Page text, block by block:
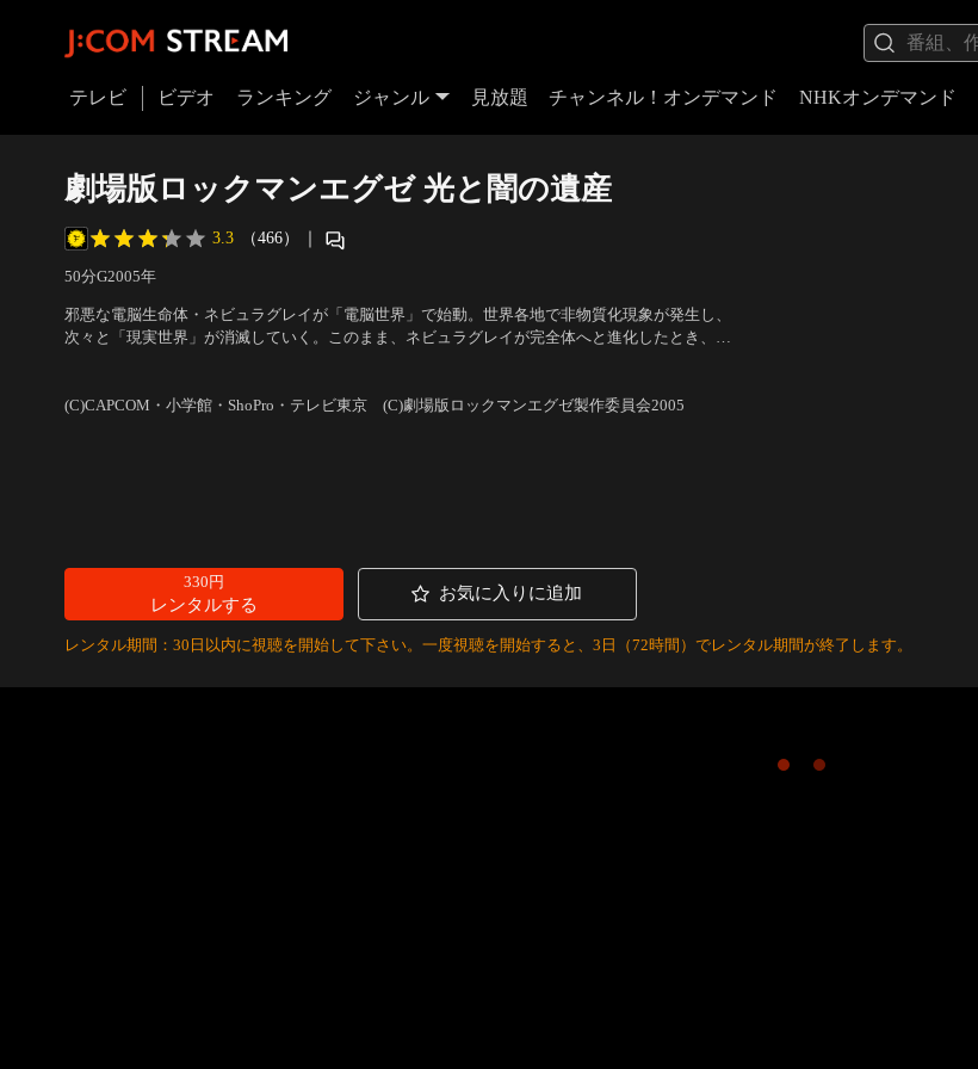
テレビ ビデオ ランキング ジャンル 見放題 チャンネル！オンデマンド NHKオンデマンド
劇場版ロックマンエグゼ 光と闇の遺産
3.3 （466） ｜
50分G2005年
邪悪な電脳生命体・ネビュラグレイが「電脳世界」で始動。世界各地で非物質化現象が発生し、
次々と「現実世界」が消滅していく。このまま、ネビュラグレイが完全体へと進化したとき、
(C)CAPCOM・小学館・ShoPro・テレビ東京 (C)劇場版ロックマンエグゼ製作委員会2005
330円
レンタルする
お気に入りに追加
レンタル期間：30日以内に視聴を開始して下さい。一度視聴を開始すると、3日（72時間）でレンタル期間が終了します。